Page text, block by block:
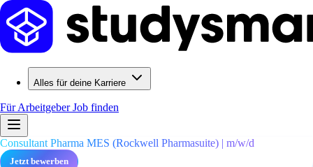
Alles für deine Karriere
Für ArbeitgeberJob finden
Consultant Pharma MES (Rockwell Pharmasuite) | m/w/d
Jetzt bewerben